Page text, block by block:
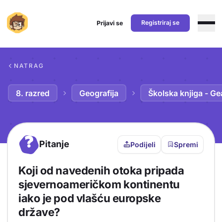
Prijavi se Registriraj se
NATRAG
8. razred Geografija Školska knjiga -
? Pitanje Podijeli Spremi
Koji od navedenih otoka pripada
sjevernoameričkom kontinentu
iako je pod vlašću europske
države?